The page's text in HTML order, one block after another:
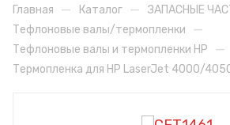
Главная — Каталог — ЗАПАСНЫЕ
Тефлоновые валы/термопленки —
Тефлоновые валы и термопленки HP —
Термопленка для HP LaserJet 4000/4050